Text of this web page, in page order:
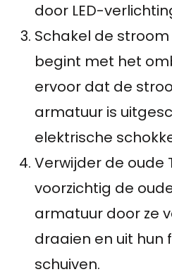
door LED-
Schakel de
begint met het
ervoor dat de
armatuur is
elektrische
Verwijder de oude
voorzichtig de
armatuur door ze
draaien en uit hun
schuiven.